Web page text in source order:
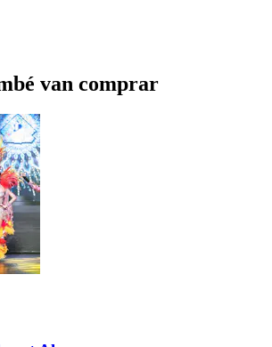
van comprar